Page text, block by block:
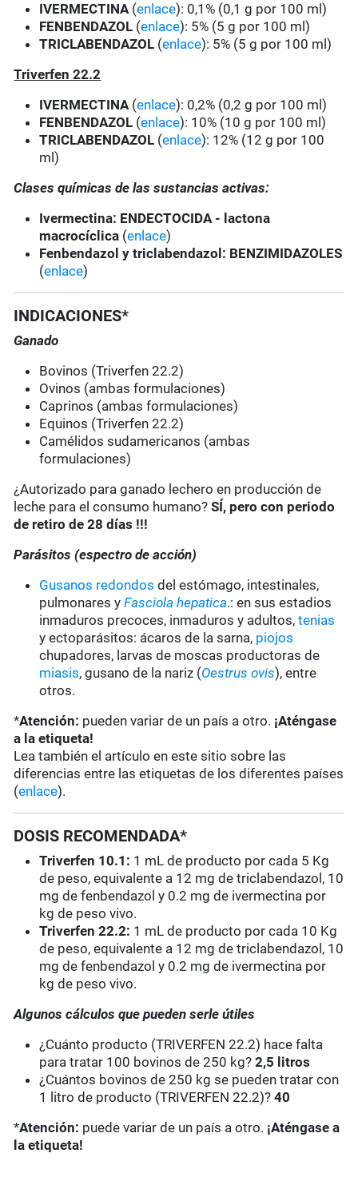
IVERMECTINA (enlace): 0,1% (0,1 g por 100 ml)
FENBENDAZOL (enlace): 5% (5 g por 100 ml)
TRICLABENDAZOL (enlace): 5% (5 g por 100 ml)
Triverfen 22.2
IVERMECTINA (enlace): 0,2% (0,2 g por 100 ml)
FENBENDAZOL (enlace): 10% (10 g por 100 ml)
TRICLABENDAZOL (enlace): 12% (12 g por 100
ml)
Clases químicas de las sustancias activas:
Ivermectina: ENDECTOCIDA - lactona
macrocíclica (enlace)
Fenbendazol y triclabendazol: BENZIMIDAZOLES
(enlace)
INDICACIONES*
Ganado
Bovinos (Triverfen 22.2)
Ovinos (ambas formulaciones)
Caprinos (ambas formulaciones)
Equinos (Triverfen 22.2)
Camélidos sudamericanos (ambas
formulaciones)
¿Autorizado para ganado lechero en producción de
leche para el consumo humano?SÍ, pero con periodo
de retiro de 28 días !!!
Parásitos (espectro de acción)
Gusanos redondos del estómago, intestinales,
pulmonares yFasciola hepatica.: en sus estadios
inmaduros precoces, inmaduros y adultos,tenias
y ectoparásitos: ácaros de la sarna, piojos
chupadores, larvas de moscas productoras de
miasis, gusano de la nariz (Oestrus ovis), entre
otros.
*Atención: pueden variar de un país a otro. ¡Aténgase
a la etiqueta!
Lea también el artículo en este sitio sobre las
diferencias entre las etiquetas de los diferentes países
(enlace).
DOSIS RECOMENDADA*
Triverfen 10.1: 1 mL de producto por cada 5 Kg
de peso, equivalente a 12 mg de triclabendazol, 10
mg de fenbendazol y 0.2 mg de ivermectina por
kg de peso vivo.
Triverfen 22.2: 1 mL de producto por cada 10 Kg
de peso, equivalente a 12 mg de triclabendazol, 10
mg de fenbendazol y 0.2 mg de ivermectina por
kg de peso vivo.
Algunos cálculos que pueden serle útiles
¿Cuánto producto (TRIVERFEN 22.2) hace falta
para tratar 100 bovinos de 250 kg?2,5 litros
¿Cuántos bovinos de 250 kg se pueden tratar con
1 litro de producto (TRIVERFEN 22.2)?40
*Atención: puede variar de un país a otro. ¡Aténgase a
la etiqueta!